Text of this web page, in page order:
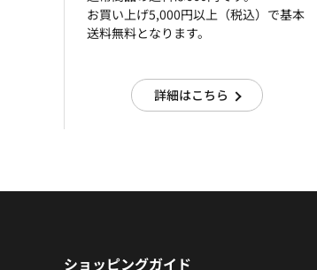
お買い上げ5,000円以上（税込）で基本
送料無料となります。
詳細はこちら
ショッピングガイド